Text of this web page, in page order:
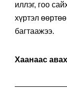
иллэг, гоо
хүртэл
багтаажээ.
Хаанаас